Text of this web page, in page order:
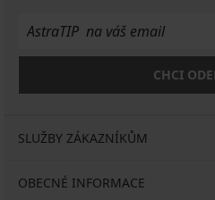
CHCI
SLUŽBY ZÁKAZNÍKŮM
OBECNÉ INFORMACE